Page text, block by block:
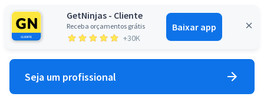
GetNinjas - Cliente
Receba orçamentos grátis
+30K
Baixar app
Entrar
Seja um profissional